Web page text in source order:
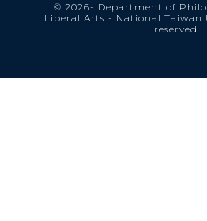
© 2026- Department of
Liberal Arts - National Taiwan
reserved.